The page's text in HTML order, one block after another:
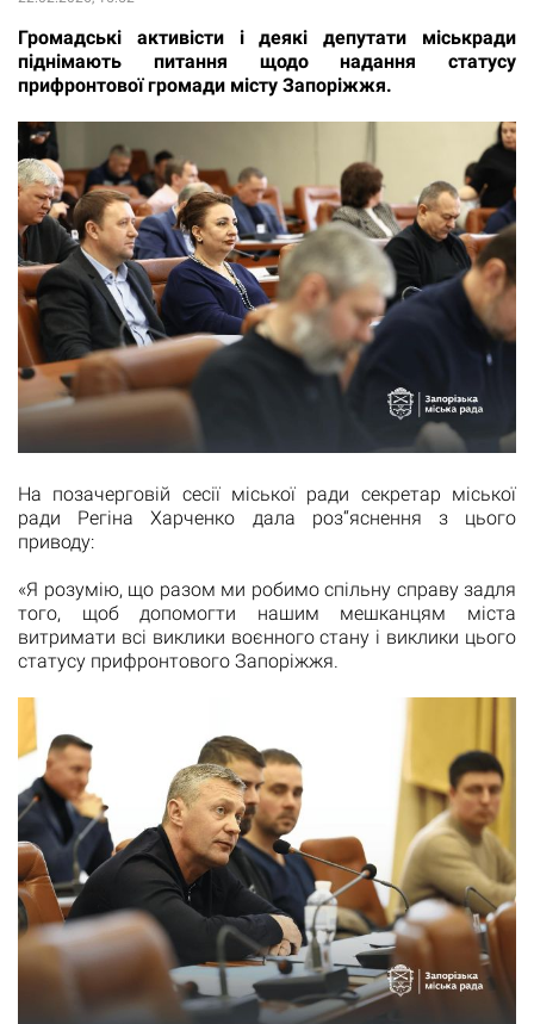
Громадські активісти і деякі депутати міськради
піднімають питання щодо надання статусу
прифронтової громади місту Запоріжжя.
На позачерговій сесії міської ради секретар міської
ради Регіна Харченко дала роз“яснення з цього
приводу:
«Я розумію, що разом ми робимо спільну справу задля
того, щоб допомогти нашим мешканцям міста
витримати всі виклики воєнного стану і виклики цього
статусу прифронтового Запоріжжя.